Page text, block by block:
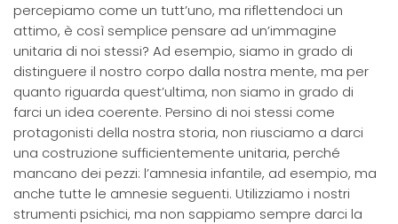
percepiamo come un tutt’uno, ma riflettendoci un
attimo, è così semplice pensare ad un’immagine
unitaria di noi stessi? Ad esempio, siamo in grado di
distinguere il nostro corpo dalla nostra mente, ma per
quanto riguarda quest’ultima, non siamo in grado di
farci un idea coerente. Persino di noi stessi come
protagonisti della nostra storia, non riusciamo a darci
una costruzione sufficientemente unitaria, perché
mancano dei pezzi: l’amnesia infantile, ad esempio, ma
anche tutte le amnesie seguenti. Utilizziamo i nostri
strumenti psichici, ma non sappiamo sempre darci la